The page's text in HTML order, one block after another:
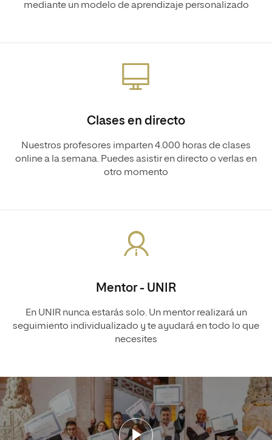
mediante un modelo de aprendizaje personalizado
Clases en directo
Nuestros profesores imparten 4.000 horas de clases
online a la semana. Puedes asistir en directo o verlas en
otro momento
Mentor - UNIR
En UNIR nunca estarás solo. Un mentor realizará un
seguimiento individualizado y te ayudará en todo lo que
necesites